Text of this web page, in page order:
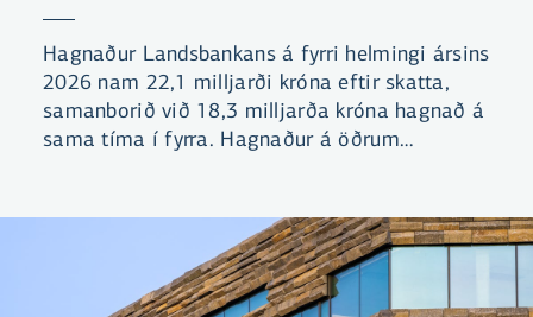
Hagnaður Landsbankans á fyrri helmingi ársins
2026 nam 22,1 milljarði króna eftir skatta,
samanborið við 18,3 milljarða króna hagnað á
sama tíma í fyrra. Hagnaður á öðrum